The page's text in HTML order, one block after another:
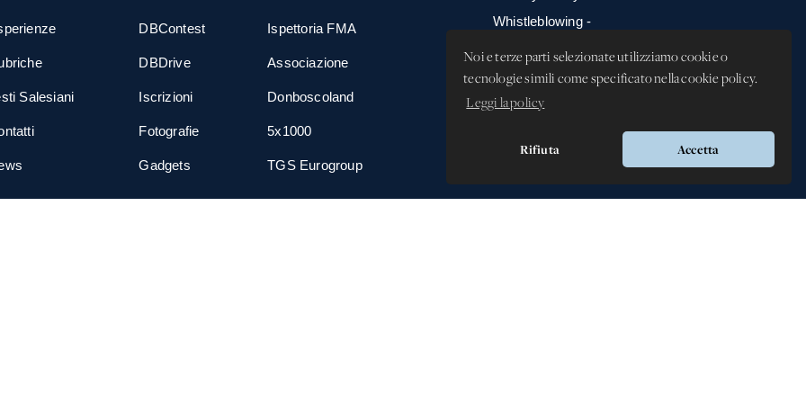
Noi e terze parti selezionate utilizziamo cookie o
tecnologie simili come specificato nella cookie policy.
Leggi la policy
Rifiuta Accetta
Salesiani
DBContest
DBDrive
Iscrizioni
Fotografie
Gadgets
Ispettoria FMA
Associazione
Donboscoland
5x1000
TGS Eurogroup
Whistleblowing -